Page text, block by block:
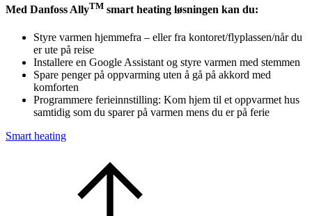
Med Danfoss AllyTM smart heating løsningen kan du:
Styre varmen hjemmefra – eller fra kontoret/flyplassen/når du
er ute på reise
Installere en Google Assistant og styre varmen med stemmen
Spare penger på oppvarming uten å gå på akkord med
komforten
Programmere ferieinnstilling: Kom hjem til et oppvarmet hus
samtidig som du sparer på varmen mens du er på ferie
Smart heating